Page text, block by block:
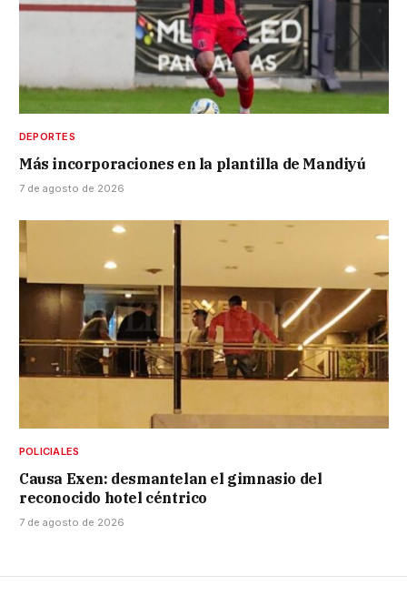
DEPORTES
Más incorporaciones en la plantilla de Mandiyú
7 de agosto de 2026
POLICIALES
Causa Exen: desmantelan el gimnasio del
reconocido hotel céntrico
7 de agosto de 2026